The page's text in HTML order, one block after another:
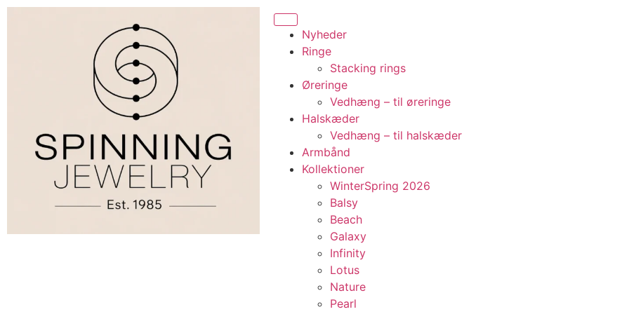
Nyheder
Ringe
Stacking rings
Øreringe
Vedhæng – til øreringe
Halskæder
Vedhæng – til halskæder
Armbånd
Kollektioner
WinterSpring 2026
Balsy
Beach
Galaxy
Infinity
Lotus
Nature
Pearl